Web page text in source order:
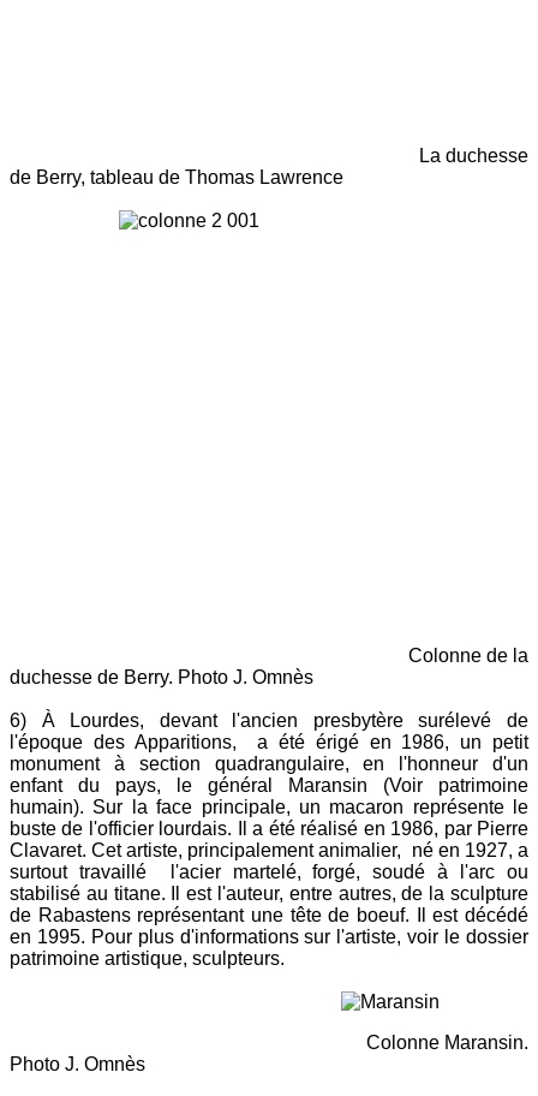
La duchesse
de Berry, tableau de Thomas Lawrence
Colonne de la
duchesse de Berry. Photo J. Omnès
6) À Lourdes, devant l'ancien presbytère surélevé de
l'époque des Apparitions, a été érigé en 1986, un petit
monument à section quadrangulaire, en l'honneur d'un
enfant du pays, le général Maransin (Voir patrimoine
humain). Sur la face principale, un macaron représente le
buste de l'officier lourdais. Il a été réalisé en 1986, par Pierre
Clavaret. Cet artiste, principalement animalier, né en 1927, a
surtout travaillé l'acier martelé, forgé, soudé à l'arc ou
stabilisé au titane. Il est l'auteur, entre autres, de la sculpture
de Rabastens représentant une tête de boeuf. Il est décédé
en 1995. Pour plus d'informations sur l'artiste, voir le dossier
patrimoine artistique, sculpteurs.
Colonne Maransin.
Photo J. Omnès